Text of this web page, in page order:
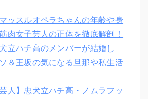
ッスルオペラちゃんの年齢や身
肉女子芸人の正体を徹底解剖！
立ハチ高のメンバーが結婚し
＆王坂の気になる旦那や私生活
人】忠犬立ハチ高・ノムラフッ